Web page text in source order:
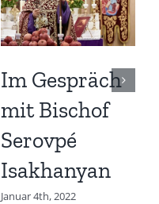
Im Gespräch
mit Bischof
Serovpé
Isakhanyan
Januar 4th, 2022